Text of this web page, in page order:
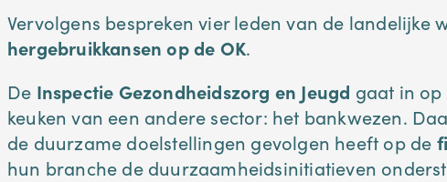
Vervolgens bespreken vier leden van de landelijke
hergebruikkansen op de OK.
De Inspectie Gezondheidszorg en Jeugd gaat in
keuken van een andere sector: het bankwezen.
de duurzame doelstellingen gevolgen heeft op de
hun branche de duurzaamheidsinitiatieven